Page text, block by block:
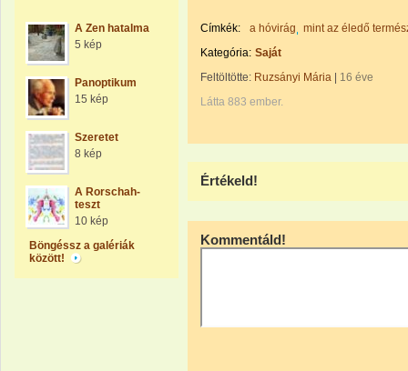
A Zen hatalma
5 kép
Panoptikum
15 kép
Szeretet
8 kép
A Rorschah-
teszt
10 kép
Böngéssz a galériák
között!
Címkék: a hóvirág
mint az éledő
Kategória: Saját
Feltöltötte: Ruzsányi Mária
16 éve
Látta 883 ember.
Értékeld!
Kommentáld!